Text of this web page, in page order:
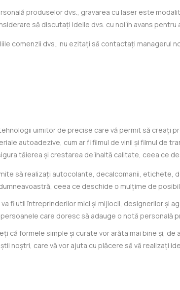
produselor dvs., gravarea cu laser este
să discutați ideile dvs. cu noi în avans pentru
comenzii dvs., nu ezitați să contactați managerul
uimitor de precise care vă permit să creați
autoadezive, cum ar fi filmul de vinil și filmul de
tăierea și crestarea de înaltă calitate, ceea ce
să realizați autocolante, decalcomanii, etichete,
ceea ce deschide o mulțime de
fi util întreprinderilor mici și mijlocii, designerilor și
care doresc să adauge o notă personală
că formele simple și curate vor arăta mai bine și,
noștri, care vă vor ajuta cu plăcere să vă realizați